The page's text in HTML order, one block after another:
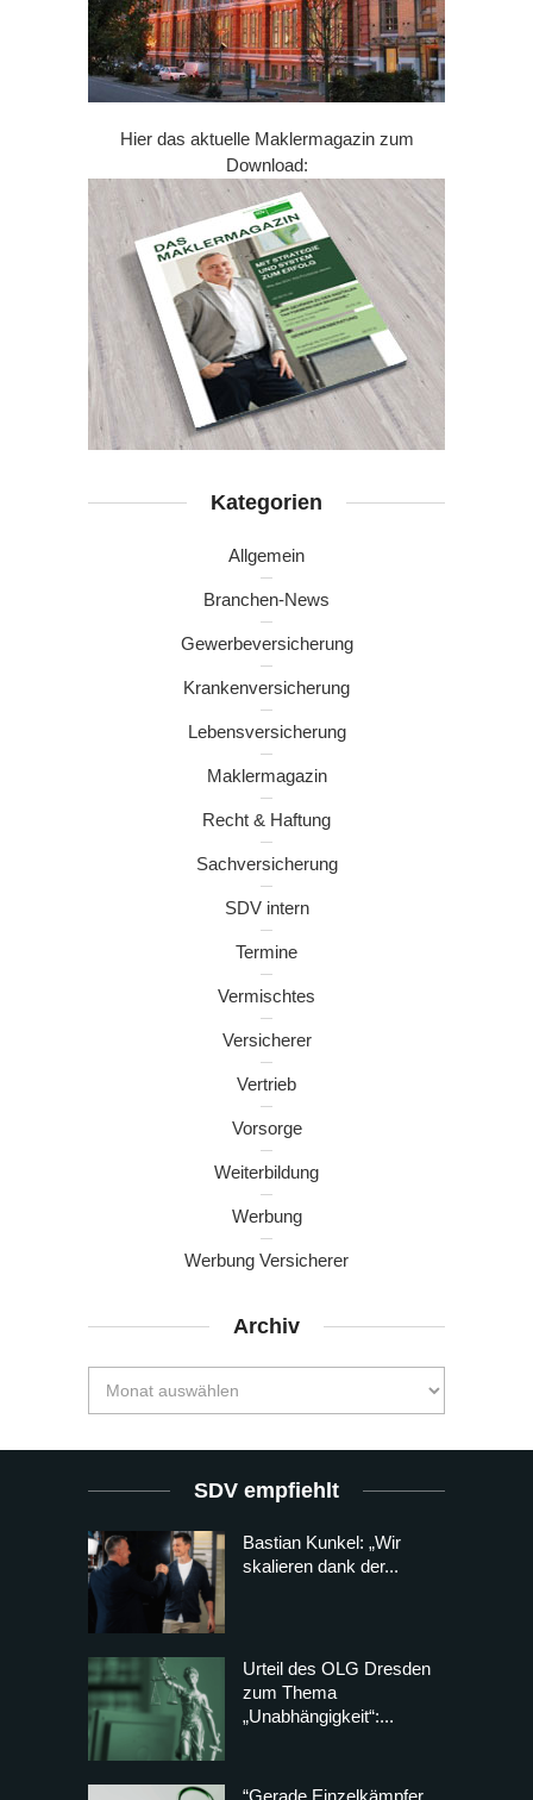
Hier das aktuelle Maklermagazin zum
Download:
Kategorien
Allgemein
Branchen-News
Gewerbeversicherung
Krankenversicherung
Lebensversicherung
Maklermagazin
Recht & Haftung
Sachversicherung
SDV intern
Termine
Vermischtes
Versicherer
Vertrieb
Vorsorge
Weiterbildung
Werbung
Werbung Versicherer
Archiv
SDV empfiehlt
Bastian Kunkel: „Wir
skalieren dank der...
Urteil des OLG Dresden
zum Thema
„Unabhängigkeit“:...
“Gerade Einzelkämpfer